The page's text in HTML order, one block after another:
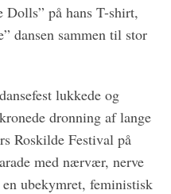
Dolls” på hans T-shirt,
dansen sammen til stor
lukkede og
dronning af lange
Roskilde Festival på
med nærvær, nerve
ubekymret, feministisk